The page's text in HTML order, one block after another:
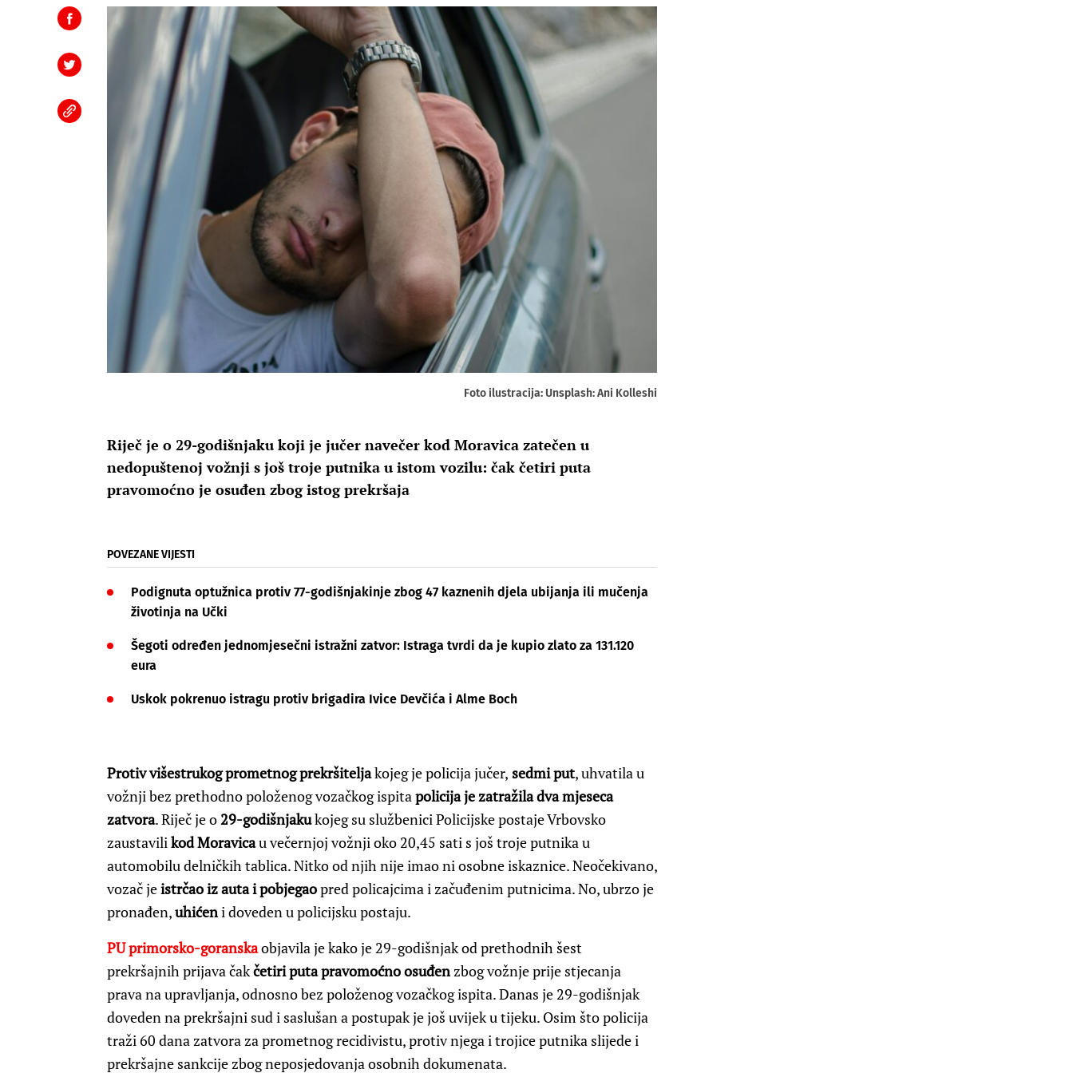
Foto ilustracija: Unsplash: Ani Kolleshi
Riječ je o 29-godišnjaku koji je jučer navečer kod Moravica zatečen u
nedopuštenoj vožnji s još troje putnika u istom vozilu: čak četiri puta
pravomoćno je osuđen zbog istog prekršaja
POVEZANE VIJESTI
Podignuta optužnica protiv 77-godišnjakinje zbog 47 kaznenih djela ubijanja ili mučenja
životinja na Učki
Šegoti određen jednomjesečni istražni zatvor: Istraga tvrdi da je kupio zlato za 131.120
eura
Uskok pokrenuo istragu protiv brigadira Ivice Devčića i Alme Boch
Protiv višestrukog prometnog prekršiteljakojeg je policija jučer, sedmi put, uhvatila u
vožnji bez prethodno položenog vozačkog ispitapolicija je zatražila dva mjeseca
zatvora. Riječ je o29-godišnjakukojeg su službenici Policijske postaje Vrbovsko
zaustavilikod Moravicau večernjoj vožnji oko 20,45 sati s još troje putnika u
automobilu delničkih tablica. Nitko od njih nije imao ni osobne iskaznice. Neočekivano,
vozač jeistrčao iz auta i pobjegaopred policajcima i začuđenim putnicima. No, ubrzo je
pronađen,uhićeni doveden u policijsku postaju.
PU primorsko-goranskaobjavila je kako je 29-godišnjak od prethodnih šest
prekršajnih prijava čakčetiri puta pravomoćno osuđenzbog vožnje prije stjecanja
prava na upravljanja, odnosno bez položenog vozačkog ispita. Danas je 29-godišnjak
doveden na prekršajni sud i saslušan a postupak je još uvijek u tijeku. Osim što policija
traži 60 dana zatvora za prometnog recidivistu, protiv njega i trojice putnika slijede i
prekršajne sankcije zbog neposjedovanja osobnih dokumenata.